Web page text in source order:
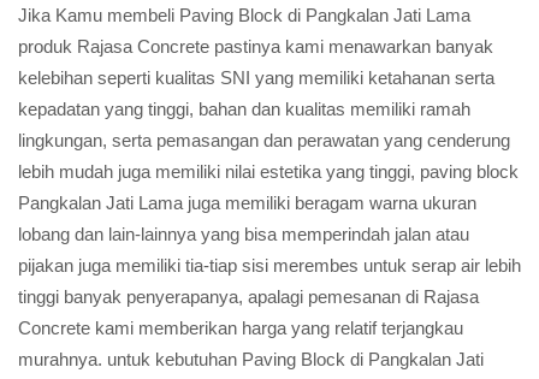
Jika Kamu membeli Paving Block di Pangkalan Jati Lama
produk Rajasa Concrete pastinya kami menawarkan banyak
kelebihan seperti kualitas SNI yang memiliki ketahanan serta
kepadatan yang tinggi, bahan dan kualitas memiliki ramah
lingkungan, serta pemasangan dan perawatan yang cenderung
lebih mudah juga memiliki nilai estetika yang tinggi, paving block
Pangkalan Jati Lama juga memiliki beragam warna ukuran
lobang dan lain-lainnya yang bisa memperindah jalan atau
pijakan juga memiliki tia-tiap sisi merembes untuk serap air lebih
tinggi banyak penyerapanya, apalagi pemesanan di Rajasa
Concrete kami memberikan harga yang relatif terjangkau
murahnya. untuk kebutuhan Paving Block di Pangkalan Jati